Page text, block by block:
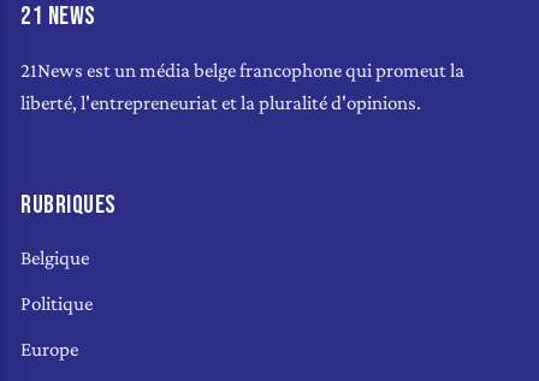
21 NEWS
21News est un média belge francophone qui promeut la
liberté, l'entrepreneuriat et la pluralité d'opinions.
RUBRIQUES
Belgique
Politique
Europe